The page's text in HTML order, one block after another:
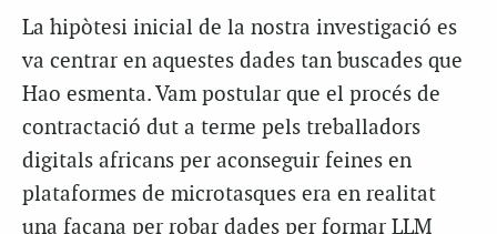
La hipòtesi inicial de la nostra investigació es
va centrar en aquestes dades tan buscades que
Hao esmenta. Vam postular que el procés de
contractació dut a terme pels treballadors
digitals africans per aconseguir feines en
plataformes de microtasques era en realitat
una façana per robar dades per formar LLM